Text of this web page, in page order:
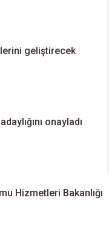
geliştirecek
onayladı
Hizmetleri Bakanlığı